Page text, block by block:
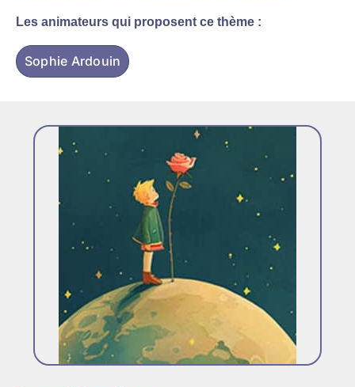
Les animateurs qui proposent ce thème :
Sophie Ardouin